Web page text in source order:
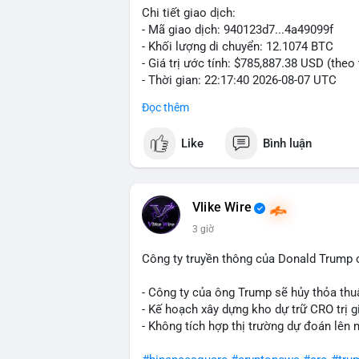
Chi tiết giao dịch:
- Mã giao dịch: 940123d7...4a49099f
- Khối lượng di chuyển: 12.1074 BTC
- Giá trị ước tính: $785,887.38 USD (theo
- Thời gian: 22:17:40 2026-08-07 UTC
Nhận định phân tích hành vi của Cá voi
giá $64,909.56 đang nằm gần vùng
bước chuẩn bị thanh khoản để bán ra,
dò thanh khoản thị trường trước khi có
Lời khuyên cho nhà đầu tư nhỏ lẻ:
dịch tương tự trong 24 giờ tới, khả năng
#12dot1btc #786kusd #dichuyenvinuong
Đọc thêm
Like Bình luận
Vlike Wire
3 giờ
Công ty truyền thông của Donald
- Công ty của ông Trump sẽ hủy thỏa
- Kế hoạch xây dựng kho dự trữ CRO trị
- Không tích hợp thị trường dự đoán lên